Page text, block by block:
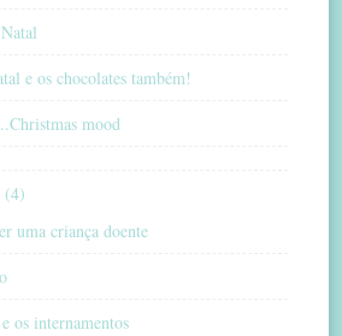
e os chocolates também!
mood
(4)
uma criança doente
os internamentos